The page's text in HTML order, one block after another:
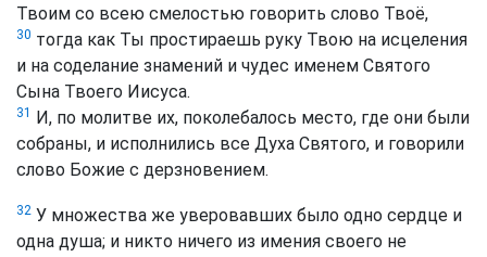
Твоим со всею смелостью говорить слово Твоё,
30 тогда как Ты простираешь руку Твою на исцеления
и на соделание знамений и чудес именем Святого
Сына Твоего Иисуса.
31 И, по молитве их, поколебалось место, где они были
собраны, и исполнились все Духа Святого, и говорили
слово Божие с дерзновением.
32 У множества же уверовавших было одно сердце и
одна душа; и никто ничего из имения своего не